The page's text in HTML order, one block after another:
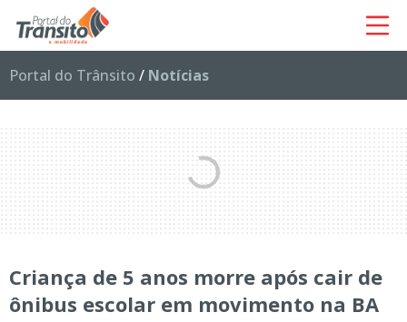
Portal do Trânsito / Notícias
Criança de 5 anos morre após cair de
ônibus escolar em movimento na BA